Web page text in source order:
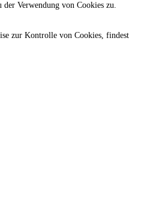
Verwendung von Cookies zu.
zur Kontrolle von Cookies, findest